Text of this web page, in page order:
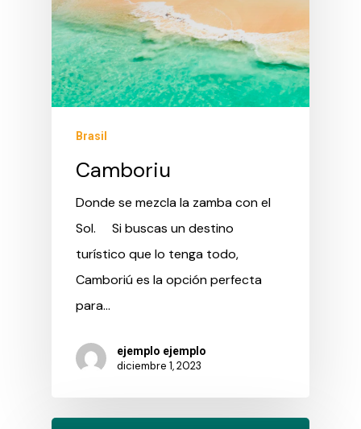
Brasil
Camboriu
Donde se mezcla la zamba con el
Sol. Si buscas un destino
turístico que lo tenga todo,
Camboriú es la opción perfecta
para…
ejemplo ejemplo
diciembre 1, 2023